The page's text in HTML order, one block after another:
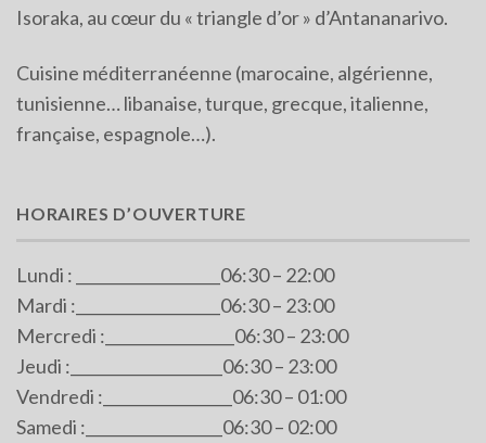
Isoraka, au cœur du « triangle d’or » d’Antananarivo.
Cuisine méditerranéenne (marocaine, algérienne,
tunisienne… libanaise, turque, grecque, italienne,
française, espagnole…).
HORAIRES D’OUVERTURE
Lundi : ___________________06:30 – 22:00
Mardi :___________________06:30 – 23:00
Mercredi :_________________06:30 – 23:00
Jeudi :____________________06:30 – 23:00
Vendredi :_________________06:30 – 01:00
Samedi :__________________06:30 – 02:00